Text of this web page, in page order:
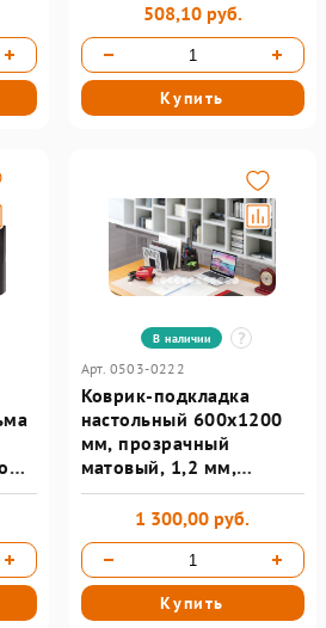
508,10 руб.
Купить
В наличии
Арт. 0503-0222
Коврик-подкладка
настольный 600х1200
мм, прозрачный
матовый, 1,2 мм,
BRAUBERG
1 300,00 руб.
Купить